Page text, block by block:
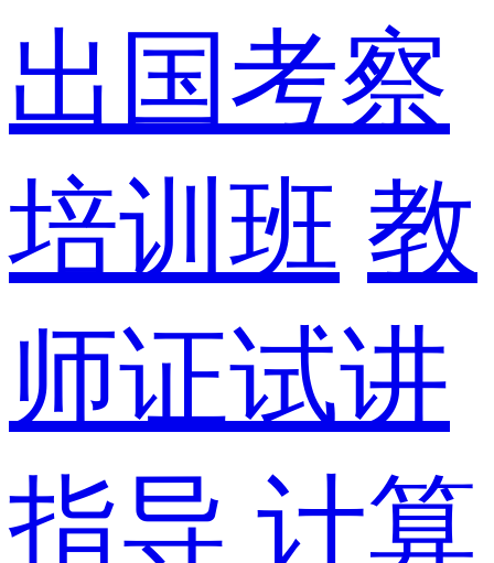
出国考察
培训班 教
师证试讲
指导 计算